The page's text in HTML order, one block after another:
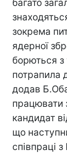
багато
зокрема
ядерної
борються
потрапила
додав
працювати
кандидат
що
співпраці